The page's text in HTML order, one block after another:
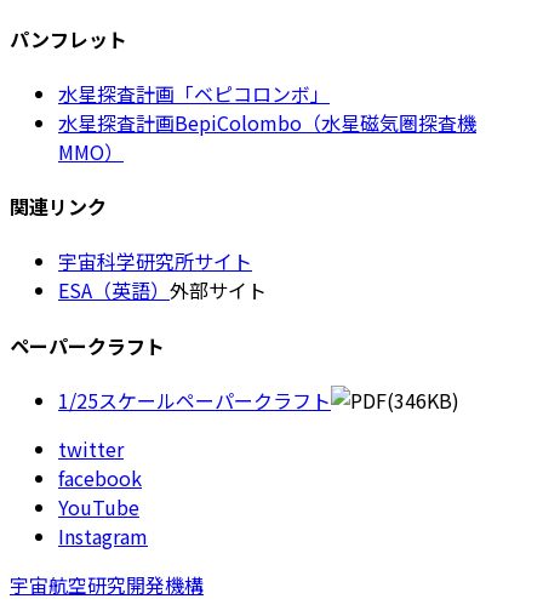
パンフレット
水星探査計画「ベピコロンボ」
水星探査計画BepiColombo（水星磁気圏探査機
MMO）
関連リンク
宇宙科学研究所サイト
ESA（英語） 外部サイト
ペーパークラフト
1/25スケールペーパークラフト
(346KB)
twitter
facebook
YouTube
Instagram
宇宙航空研究開発機構